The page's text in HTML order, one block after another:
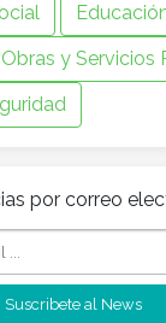
Obras y Servicios
por correo